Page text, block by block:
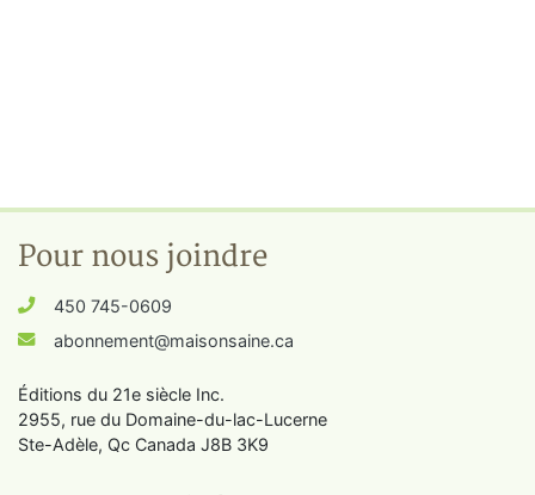
Pour nous joindre
450 745-0609
abonnement@maisonsaine.ca
Éditions du 21e siècle Inc.
2955, rue du Domaine-du-lac-Lucerne
Ste-Adèle, Qc Canada J8B 3K9